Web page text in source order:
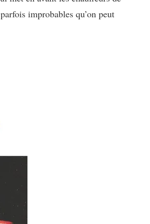
improbables qu’on peut